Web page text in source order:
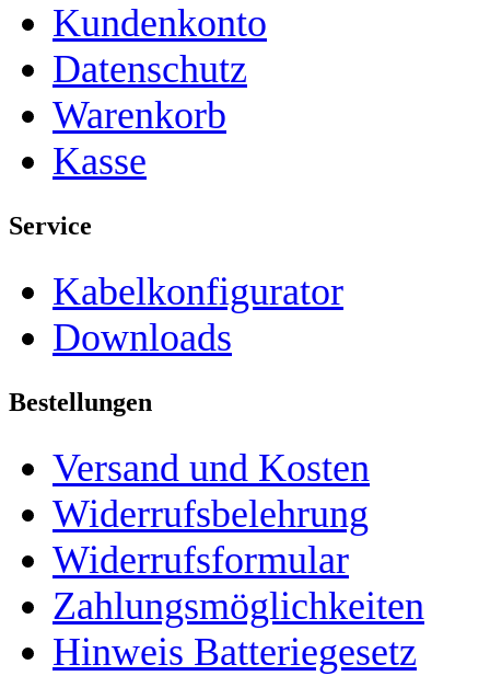
Kundenkonto
Datenschutz
Warenkorb
Kasse
Service
Kabelkonfigurator
Downloads
Bestellungen
Versand und Kosten
Widerrufsbelehrung
Widerrufsformular
Zahlungsmöglichkeiten
Hinweis Batteriegesetz